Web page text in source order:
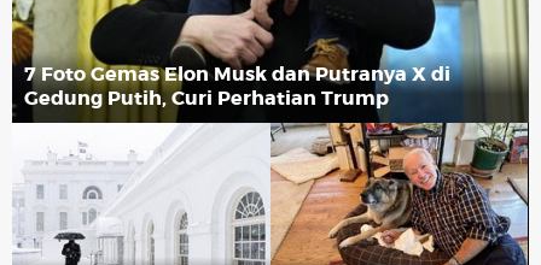
7 Foto Gemas Elon Musk dan Putranya X di
Gedung Putih, Curi Perhatian Trump